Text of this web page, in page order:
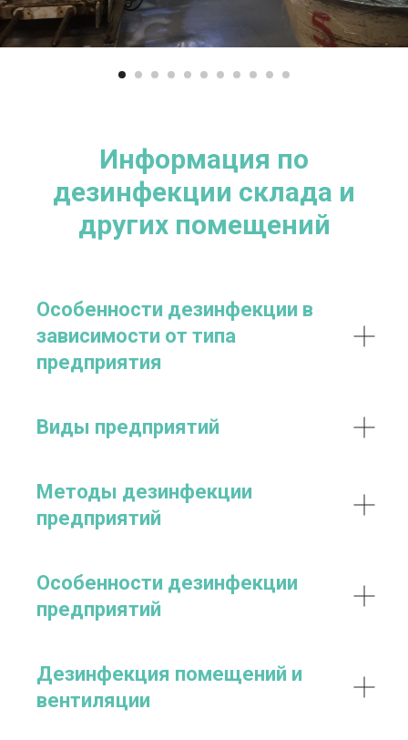
Информация по
дезинфекции склада и
других помещений
Особенности дезинфекции в
зависимости от типа
предприятия
Виды предприятий
Методы дезинфекции
предприятий
Особенности дезинфекции
предприятий
Дезинфекция помещений и
вентиляции